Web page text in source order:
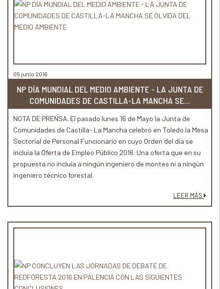
05 junio 2016
NP DÍA MUNDIAL DEL MEDIO AMBIENTE - LA JUNTA DE
COMUNIDADES DE CASTILLA-LA MANCHA SE...
NOTA DE PRENSA. El pasado lunes 16 de Mayo la Junta de
Comunidades de Castilla- La Mancha celebró en Toledo la Mesa
Sectorial de Personal Funcionario en cuyo Orden del día se
incluía la Oferta de Empleo Público 2016. Una oferta que en su
propuesta no incluía a ningún ingeniero de montes ni a ningún
ingeniero técnico forestal.
LEER MÁS